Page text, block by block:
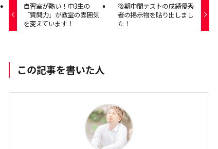
自習室が熱い！中3生の
「質問力」が教室の雰囲気
を変えています！
後期中間テストの成績優秀
者の掲示物を貼り出しまし
た！
この記事を書いた人